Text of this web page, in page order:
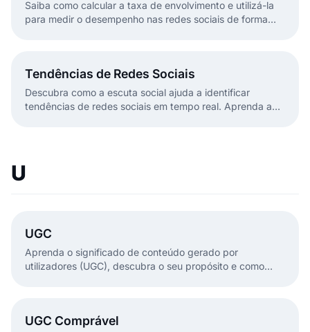
Saiba como calcular a taxa de envolvimento e utilizá-la
para medir o desempenho nas redes sociais de forma
Tendências de Redes Sociais
Descubra como a escuta social ajuda a identificar
tendências de redes sociais em tempo real. Aprenda a
U
UGC
Aprenda o significado de conteúdo gerado por
utilizadores (UGC), descubra o seu propósito e como
UGC Comprável